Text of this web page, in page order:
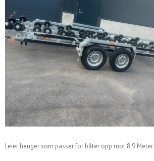
Leier henger som passer for båter opp mot 8,9 Meter.